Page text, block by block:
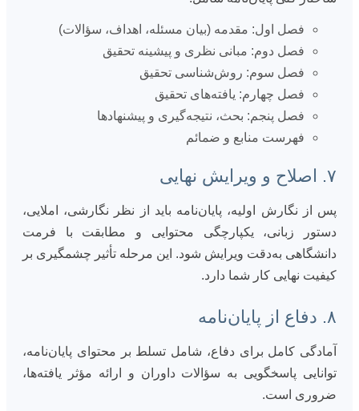
فصل اول: مقدمه (بیان مسئله، اهداف، سؤالات)
فصل دوم: مبانی نظری و پیشینه تحقیق
فصل سوم: روش‌شناسی تحقیق
فصل چهارم: یافته‌های تحقیق
فصل پنجم: بحث، نتیجه‌گیری و پیشنهادها
فهرست منابع و ضمائم
۷. اصلاح و ویرایش نهایی
پس از نگارش اولیه، پایان‌نامه باید از نظر نگارشی، املایی،
دستور زبانی، یکپارچگی محتوایی و مطابقت با فرمت
دانشگاهی به‌دقت ویرایش شود. این مرحله تأثیر چشمگیری بر
کیفیت نهایی کار شما دارد.
۸. دفاع از پایان‌نامه
آمادگی کامل برای دفاع، شامل تسلط بر محتوای پایان‌نامه،
توانایی پاسخگویی به سؤالات داوران و ارائه مؤثر یافته‌ها،
ضروری است.